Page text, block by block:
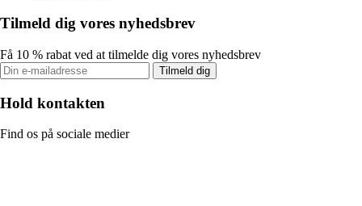
Tilmeld dig vores nyhedsbrev
Få 10 % rabat ved at tilmelde dig vores nyhedsbrev
Tilmeld dig
Hold kontakten
Find os på sociale medier